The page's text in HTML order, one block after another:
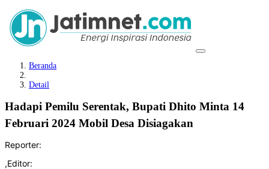
Beranda
Detail
Hadapi Pemilu Serentak, Bupati Dhito Minta 14
Februari 2024 Mobil Desa Disiagakan
Reporter:
,Editor: